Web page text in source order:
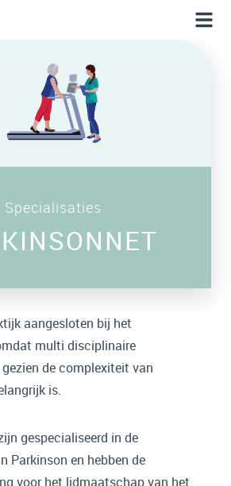
Specialisaties
aangesloten bij het
multi disciplinaire
de complexiteit van
is.
gespecialiseerd in de
Parkinson en hebben de
voor het lidmaatschap van het